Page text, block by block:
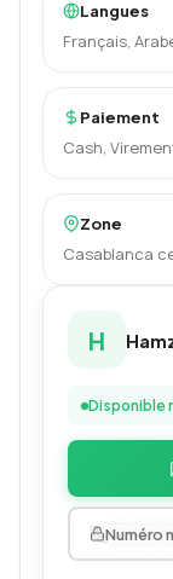
Langues
Français,
Paiement
Cash,
Zone
Casablanca
H
Disponible
Numéro